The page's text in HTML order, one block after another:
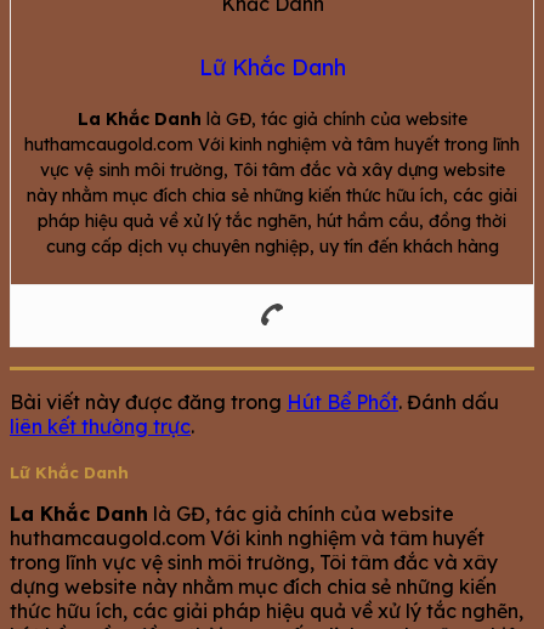
Lữ Khắc Danh
La Khắc Danh là GĐ, tác giả chính của website
huthamcaugold.com Với kinh nghiệm và tâm huyết trong lĩnh
vực vệ sinh môi trường, Tôi tâm đắc và xây dựng website
này nhằm mục đích chia sẻ những kiến thức hữu ích, các giải
pháp hiệu quả về xử lý tắc nghẽn, hút hầm cầu, đồng thời
cung cấp dịch vụ chuyên nghiệp, uy tín đến khách hàng
Bài viết này được đăng trong Hút Bể Phốt. Đánh dấu
liên kết thường trực.
Lữ Khắc Danh
La Khắc Danh là GĐ, tác giả chính của website
huthamcaugold.com Với kinh nghiệm và tâm huyết
trong lĩnh vực vệ sinh môi trường, Tôi tâm đắc và xây
dựng website này nhằm mục đích chia sẻ những kiến
thức hữu ích, các giải pháp hiệu quả về xử lý tắc nghẽn,